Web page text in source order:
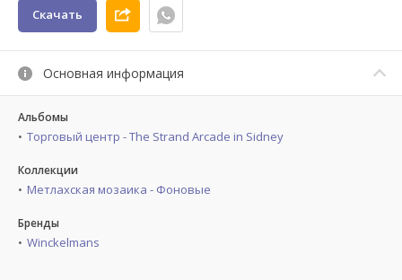
Скачать
Основная информация
Альбомы
Торговый центр - The Strand Arcade in Sidney
Коллекции
Метлахская мозаика - Фоновые
Бренды
Winckelmans